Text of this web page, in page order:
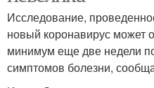
Исследование,
новый коронавирус может
минимум еще две недели
симптомов болезни,